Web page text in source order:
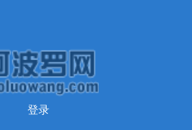
登录